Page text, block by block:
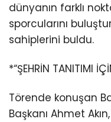
dünyanın farklı
sporcularını
sahiplerini buldu.
*“ŞEHRİN TANITIMI
Törende konuşan
Başkanı Ahmet